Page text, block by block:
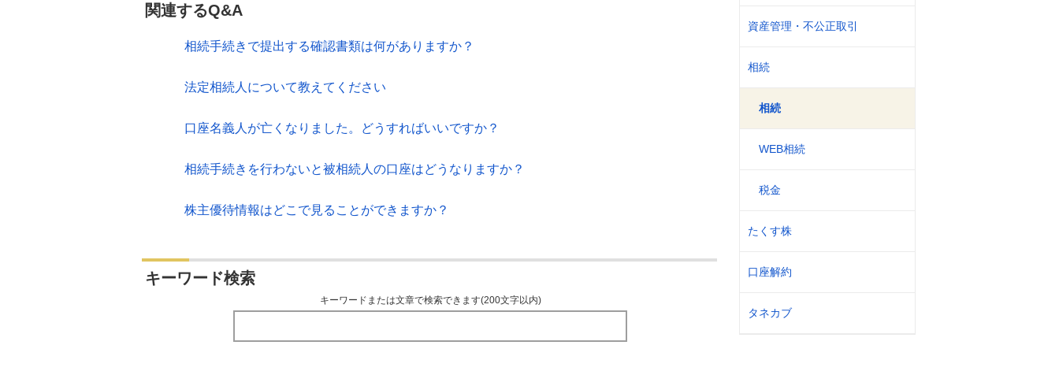
資産管理・不公正取引
相続
相続
WEB相続
税金
たくす株
口座解約
タネカブ
関連するQ&A
相続手続きで提出する確認書類は何がありますか？
法定相続人について教えてください
口座名義人が亡くなりました。どうすればいいですか？
相続手続きを行わないと被相続人の口座はどうなりますか？
株主優待情報はどこで見ることができますか？
キーワード検索
キーワードまたは文章で検索できます(200文字以内)